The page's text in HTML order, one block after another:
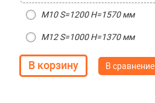
М10 S=1200 H=1570 мм
M12 S=1000 H=1370 мм
В сравнение